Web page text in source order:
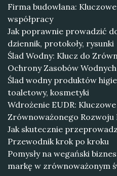
Firma budowlana:
współpracy
Jak poprawnie prowadzić
dziennik, protokoły, rysunki
Ślad Wodny: Klucz do
Ochrony Zasobów Wodnych
Ślad wodny produktów
toaletowy, kosmetyki
Wdrożenie EUDR:
Zrównoważonego Rozwoju
Jak skutecznie
Przewodnik krok po kroku
Pomysły na wegański
markę w zrównoważonym